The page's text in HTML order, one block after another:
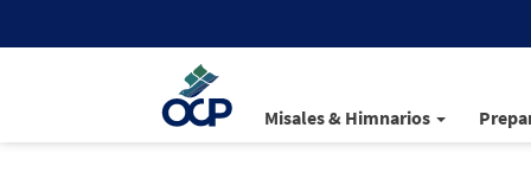
Misales & Himnarios